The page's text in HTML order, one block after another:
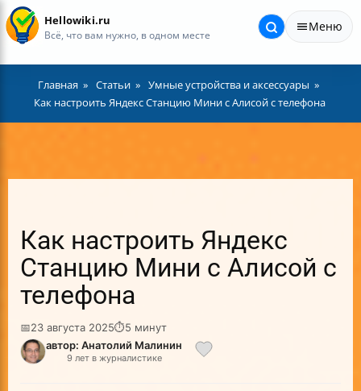
Hellowiki.ru
Всё, что вам нужно, в одном месте
Меню
Главная Статьи
Умные устройства и аксессуары
Как настроить Яндекс Станцию Мини с Алисой с телефона
Как настроить Яндекс
Станцию Мини с Алисой с
телефона
📅23 августа 2025⏱5 минут
автор: Анатолий Малинин
9 лет в журналистике